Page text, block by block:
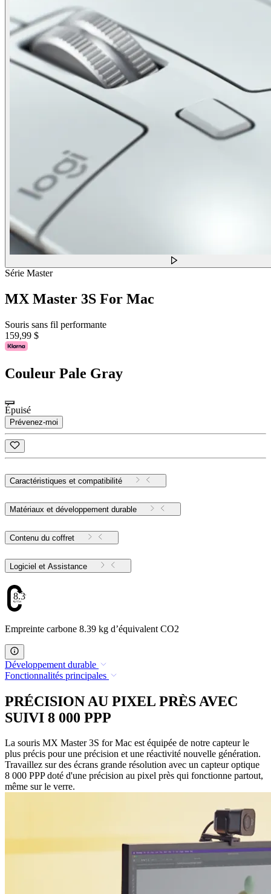
Série Master
MX Master 3S For Mac
Souris sans fil performante
159,99 $
Couleur Pale Gray
Épuisé
Prévenez-moi
Caractéristiques et compatibilité
Matériaux et développement durable
Contenu du coffret
Logiciel et Assistance
8.39
Empreinte carbone 8.39 kg d’équivalent CO2
Développement durable
Fonctionnalités principales
PRÉCISION AU PIXEL PRÈS AVEC
SUIVI 8 000 PPP
La souris MX Master 3S for Mac est équipée de notre capteur le
plus précis pour une précision et une réactivité nouvelle génération.
Travaillez sur des écrans grande résolution avec un capteur optique
8 000 PPP doté d'une précision au pixel près qui fonctionne partout,
même sur le verre.